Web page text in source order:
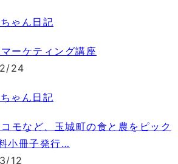
ゃん日記
ーケティング講座
24
ゃん日記
モなど、玉城町の食と農をピック
小冊子発行…
12